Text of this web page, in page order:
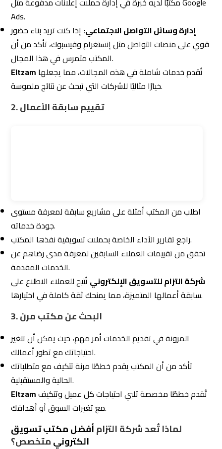
راجع تقارير الأداء الخاصة بحملات تسويقية نفذها المكتب.
تحقق من تقييمات العملاء السابقين لمعرفة مدى رضاهم عن
الخدمات المقدمة.
شركة التزام للتسويق الإلكترونيتُتيح للعملاء الاطلاع على
سابقة أعمالها المتميزة، مما يمنحك ثقة كاملة في اختيارها.
3. البحث عن مكتب مرن
المرونة في تقديم الخدمات أمر مهم، حيث يمكن أن تتغير
الكترونيمتخصص؟
تمتلك الشركة خبرة عميقة في تحسين محركات
البحث، إدارة الإعلانات، وإدارة وسائل التواصل الاجتماعي.
خدمات شاملة:تقدم حلولًا متكاملة تشمل جميع جوانب
تواصل مستمر:توفر فريق دعم مخصص لتلبية احتياجات
العملاء ومتابعة الحملات بانتظام.
تعمل الشركة على تحقيق أهداف العملاء
4.الخطوة الثالثة: التركيز على الخبرة في
السوق المحلي
عند اختيارمكتب تسويق إلكتروني، يُعد فهم السوق المحلي
عاملًا أساسيًا لتحقيق النجاح. السوق المحلي في السعودية أو
الخليج العربي يمتلك خصائصه الفريدة، بما في ذلك سلوك
العملاء، المنصات الرقمية الأكثر استخدامًا، والعوامل الثقافية